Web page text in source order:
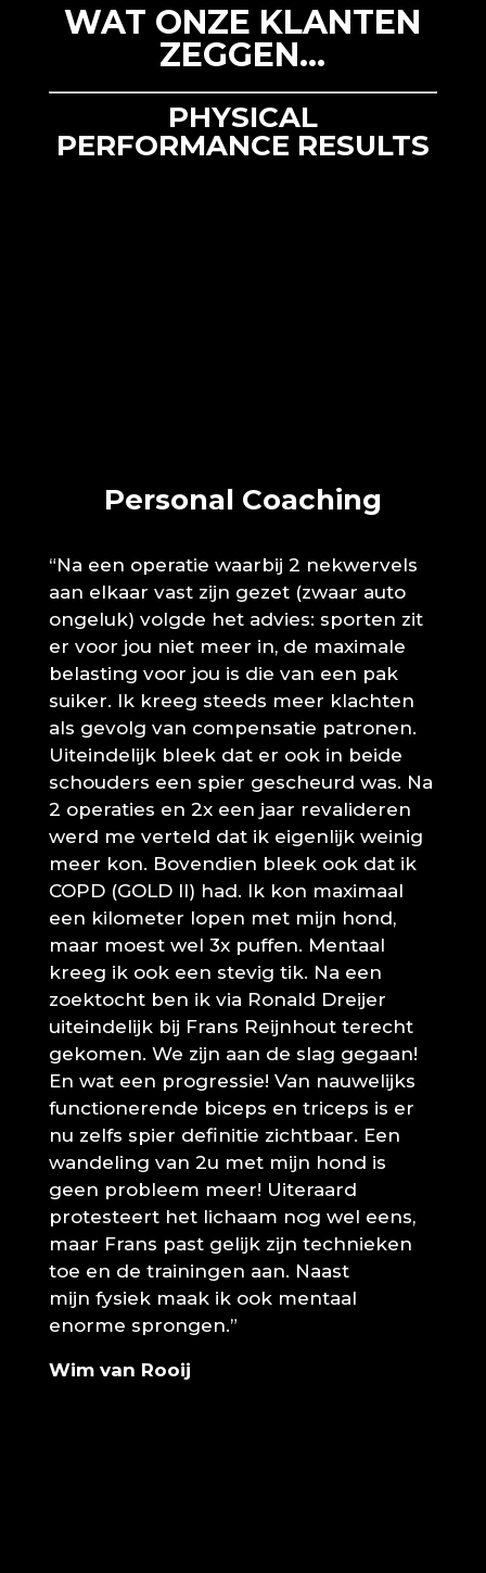
WAT ONZE KLANTEN
ZEGGEN…
PHYSICAL
PERFORMANCE RESULTS
Personal Coaching
“Na een operatie waarbij 2 nekwervels
aan elkaar vast zijn gezet (zwaar auto
ongeluk) volgde het advies: sporten zit
er voor jou niet meer in, de maximale
belasting voor jou is die van een pak
suiker. Ik kreeg steeds meer klachten
als gevolg van compensatie patronen.
Uiteindelijk bleek dat er ook in beide
schouders een spier gescheurd was. Na
2 operaties en 2x een jaar revalideren
werd me verteld dat ik eigenlijk weinig
meer kon. Bovendien bleek ook dat ik
COPD (GOLD II) had. Ik kon maximaal
een kilometer lopen met mijn hond,
maar moest wel 3x puffen. Mentaal
kreeg ik ook een stevig tik. Na een
zoektocht ben ik via Ronald Dreijer
uiteindelijk bij Frans Reijnhout terecht
gekomen. We zijn aan de slag gegaan!
En wat een progressie! Van nauwelijks
functionerende biceps en triceps is er
nu zelfs spier definitie zichtbaar. Een
wandeling van 2u met mijn hond is
geen probleem meer! Uiteraard
protesteert het lichaam nog wel eens,
maar Frans past gelijk zijn technieken
toe en de trainingen aan. Naast
mijn fysiek maak ik ook mentaal
enorme sprongen.”
Wim van Rooij